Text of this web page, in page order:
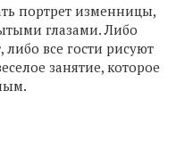
портрет изменницы,
глазами. Либо
все гости рисуют
занятие, которое